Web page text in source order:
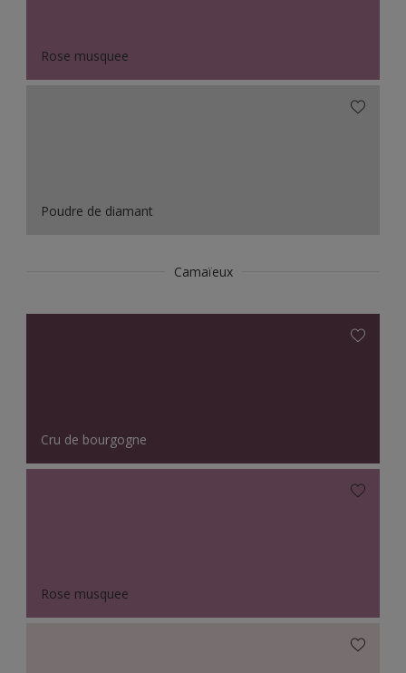
Rose musquee
Poudre de diamant
Camaïeux
Cru de bourgogne
Rose musquee